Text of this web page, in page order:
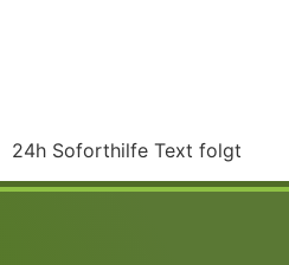
24h Soforthilfe Text folgt